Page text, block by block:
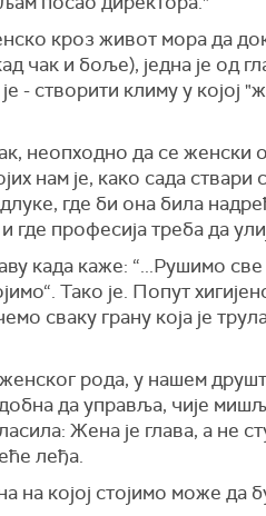
кроз живот мора да
чак и боље), једна је од
- створити климу у којој
неопходно да се женски
нам је, како сада
где би она била
где професија треба да
када каже: “...Рушимо
Тако је. Попут
сваку грану која је
рода, у нашем
да управља, чије
Жена је глава, а не
леђа.
на којој стојимо може да